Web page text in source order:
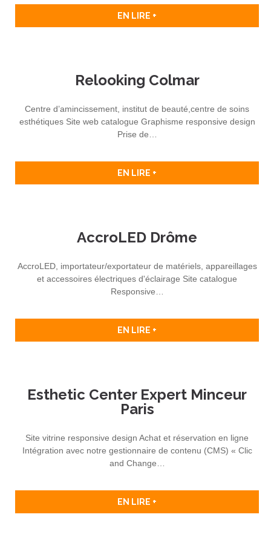
EN LIRE +
Relooking Colmar
Centre d’amincissement, institut de beauté,centre de soins
esthétiques Site web catalogue Graphisme responsive design
Prise de…
EN LIRE +
AccroLED Drôme
AccroLED, importateur/exportateur de matériels, appareillages
et accessoires électriques d'éclairage Site catalogue
Responsive…
EN LIRE +
Esthetic Center Expert Minceur
Paris
Site vitrine responsive design Achat et réservation en ligne
Intégration avec notre gestionnaire de contenu (CMS) « Clic
and Change…
EN LIRE +